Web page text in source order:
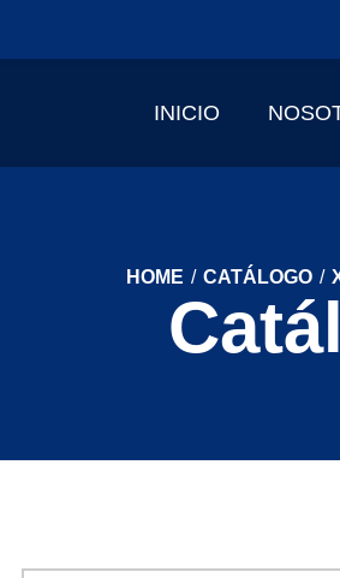
INICIO
HOME / CATÁLOGO /